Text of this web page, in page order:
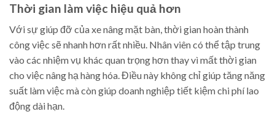
Thời gian làm việc hiệu quả hơn
Với sự giúp đỡ của xe nâng mặt bàn, thời gian hoàn thành
công việc sẽ nhanh hơn rất nhiều. Nhân viên có thể tập trung
vào các nhiệm vụ khác quan trọng hơn thay vì mất thời gian
cho việc nâng hạ hàng hóa. Điều này không chỉ giúp tăng năng
suất làm việc mà còn giúp doanh nghiệp tiết kiệm chi phí lao
động dài hạn.